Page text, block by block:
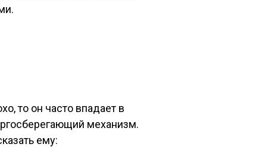
то он часто впадает в
механизм.
ему: